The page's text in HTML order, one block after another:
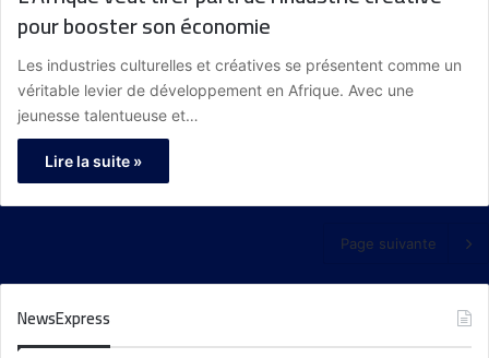
pour booster son économie
Les industries culturelles et créatives se présentent comme un
véritable levier de développement en Afrique. Avec une
jeunesse talentueuse et…
Lire la suite »
Page suivante
NewsExpress